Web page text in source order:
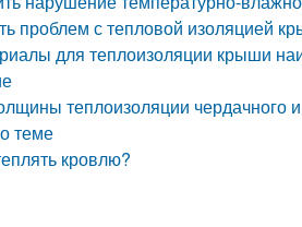
проблем с тепловой изоляцией
для теплоизоляции крыши
теплоизоляции чердачного
теме
кровлю?